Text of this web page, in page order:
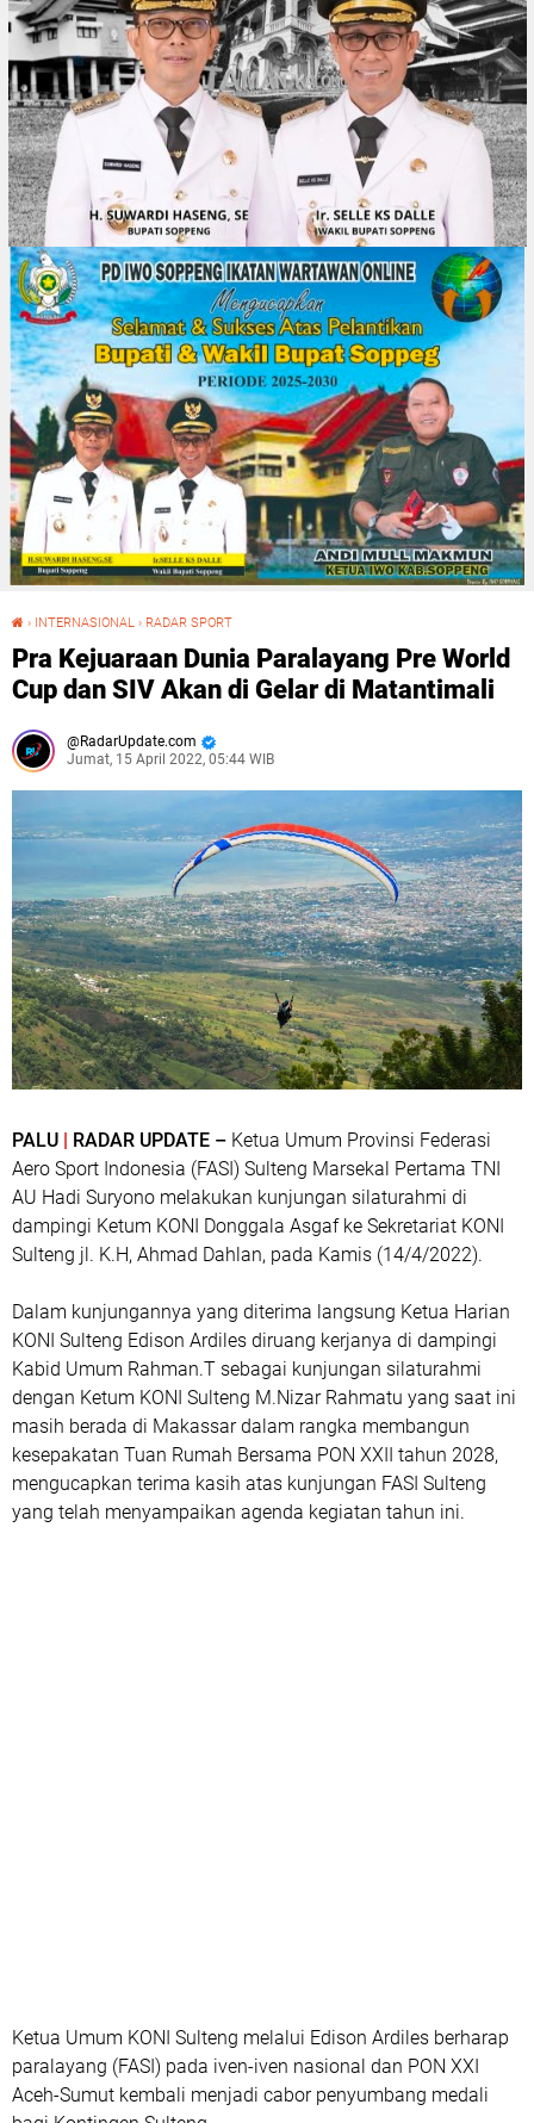
› INTERNASIONAL › RADAR SPORT
Pra Kejuaraan Dunia Paralayang Pre World
Cup dan SIV Akan di Gelar di Matantimali
RadarUpdate.com
Jumat, 15 April 2022, 05:44 WIB
PALU | RADAR UPDATE – Ketua Umum Provinsi Federasi
Aero Sport Indonesia (FASI) Sulteng Marsekal Pertama TNI
AU Hadi Suryono melakukan kunjungan silaturahmi di
dampingi Ketum KONI Donggala Asgaf ke Sekretariat KONI
Sulteng jl. K.H, Ahmad Dahlan, pada Kamis (14/4/2022).
Dalam kunjungannya yang diterima langsung Ketua Harian
KONI Sulteng Edison Ardiles diruang kerjanya di dampingi
Kabid Umum Rahman.T sebagai kunjungan silaturahmi
dengan Ketum KONI Sulteng M.Nizar Rahmatu yang saat ini
masih berada di Makassar dalam rangka membangun
kesepakatan Tuan Rumah Bersama PON XXII tahun 2028,
mengucapkan terima kasih atas kunjungan FASI Sulteng
yang telah menyampaikan agenda kegiatan tahun ini.
Ketua Umum KONI Sulteng melalui Edison Ardiles berharap
paralayang (FASI) pada iven-iven nasional dan PON XXI
Aceh-Sumut kembali menjadi cabor penyumbang medali